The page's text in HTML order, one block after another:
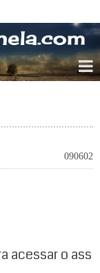
090602
acessar o ass